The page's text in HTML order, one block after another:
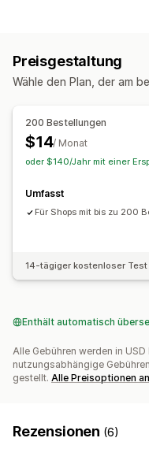
COGS-Tracking
Mehrere Shops
Automatisierte
Transaktionen
Import historischer
Steuerberechnung
Registrierung
EU (MwSt.)
Preisgestaltung
Wähle den Plan, der am
200 Bestellungen
$14/ Monat
oder $140/Jahr mit einer
Umfasst
Für Shops mit bis zu 200
14-tägiger kostenloser Test
Enthält automatisch
Alle Gebühren werden in
nutzungsabhängige
gestellt. Alle Preisoptionen
Rezensionen (6)